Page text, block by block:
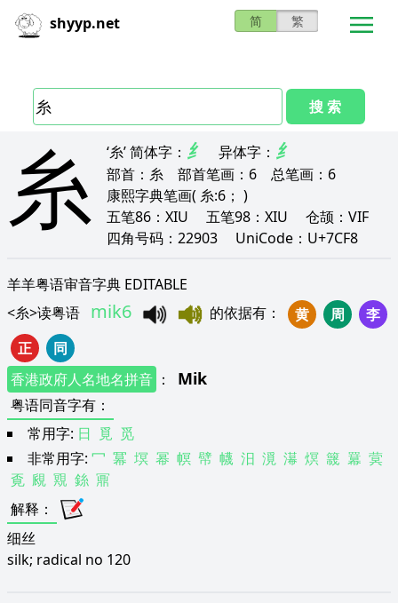
shyyp.net 简 繁
搜 索
糸 ‘糸’简体字： 纟 异体字： 纟
部首： 糸 部首笔画： 6 总笔画： 6
康熙字典笔画( 糸:6； )
五笔86： XIU 五笔98： XIU 仓颉： VIF
四角号码： 22903 UniCode： U+7CF8
羊羊粤语审音字典 EDITABLE
<糸>读粤语 mik6 的依据有 ： 黄 周
李
正
同
香港政府人名地名拼音 ： Mik
粤语同音字有 ：
常用字: 日 覓 觅
非常用字: 冖 冪 塓 幂 幎 幦 幭 汨 漞 濗 熐 簚 羃 蓂
覔 覛 覭 銯 鼏
解释 ：
细丝
silk; radical no 120